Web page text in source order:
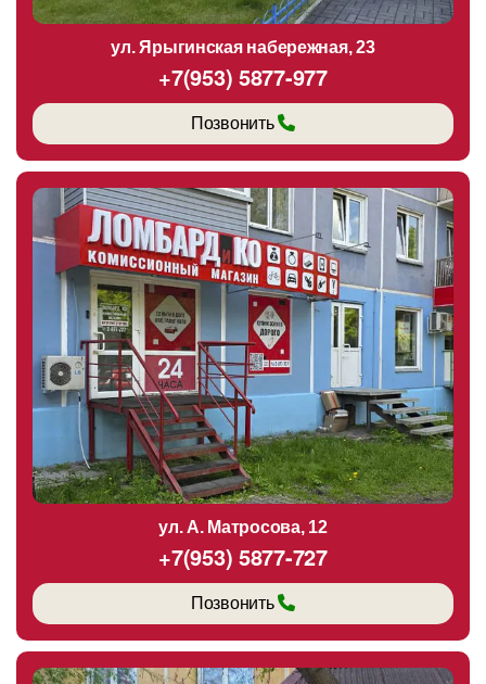
ул. Ярыгинская набережная, 23
+7(953) 5877-977
Позвонить
ул. А. Матросова, 12
+7(953) 5877-727
Позвонить